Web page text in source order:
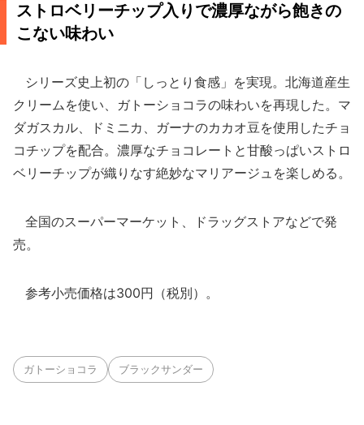
ストロベリーチップ入りで濃厚ながら飽きの
こない味わい
シリーズ史上初の「しっとり食感」を実現。北海道産生
クリームを使い、ガトーショコラの味わいを再現した。マ
ダガスカル、ドミニカ、ガーナのカカオ豆を使用したチョ
コチップを配合。濃厚なチョコレートと甘酸っぱいストロ
ベリーチップが織りなす絶妙なマリアージュを楽しめる。
全国のスーパーマーケット、ドラッグストアなどで発
売。
参考小売価格は300円（税別）。
ガトーショコラ ブラックサンダー